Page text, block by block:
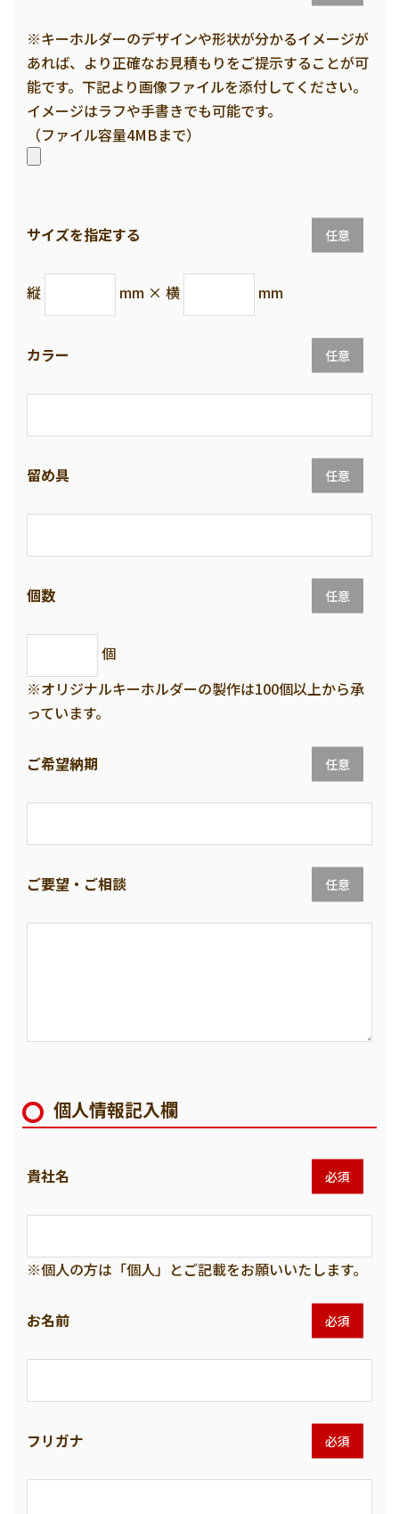
※キーホルダーのデザインや形状が分かるイメージが
あれば、より正確なお見積もりをご提示することが可
能です。下記より画像ファイルを添付してください。
イメージはラフや手書きでも可能です。
（ファイル容量4MBまで）
サイズを指定する 任意
縦 mm × 横 mm
カラー 任意
留め具 任意
個数 任意
個
※オリジナルキーホルダーの製作は100個以上から承
っています。
ご希望納期 任意
ご要望・ご相談 任意
個人情報記入欄
貴社名 必須
※個人の方は「個人」とご記載をお願いいたします。
お名前 必須
フリガナ 必須